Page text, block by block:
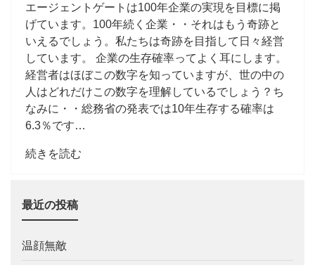
エージェントゲートは100年企業の実現を目標に掲
げています。100年続く企業・・それはもう奇跡と
いえるでしょう。私たちは奇跡を目指して日々経営
しています。 企業の生存確率ってよく耳にします。
経営者はほぼこの数字を知っていますが、世の中の
人はどれだけこの数字を理解しているでしょう？ち
なみに・・総務省の発表では10年生存する確率は
6.3％です…
続きを読む
最近の投稿
温顔無敵